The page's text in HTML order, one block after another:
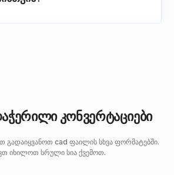
კონვერტაციები
გადაიყვანოთ cad ფაილის სხვა ფორმატებში.
იხილოთ სრული სია ქვემოთ.